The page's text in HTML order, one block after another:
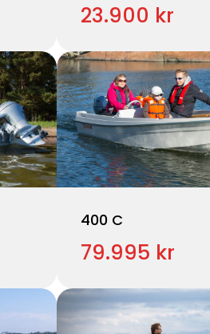
23.900 kr
400 C
79.995 kr